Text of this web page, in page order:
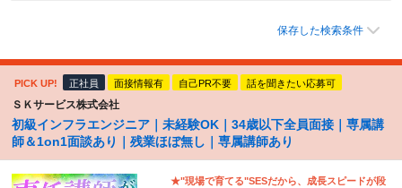
保存した検索条件
PICK UP! 正社員 面接情報有 自己PR不要 話を聞きたい応募可
ＳＫサービス株式会社
初級インフラエンジニア｜未経験OK｜34歳以下全員面接｜専属講
師＆1on1面談あり｜残業ほぼ無し｜専属講師あり
★"現場で育てる"SESだから、成長スピードが段